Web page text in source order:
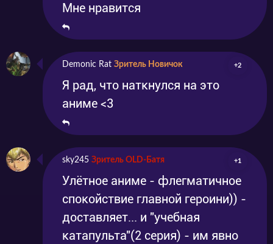
Мне нравится
Demonic Rat Зритель Новичок +2
Я рад, что наткнулся на это
аниме <3
sky245 Зритель OLD-Батя +1
Улётное аниме - флегматичное
спокойствие главной героини)) -
доставляет... и "учебная
катапульта"(2 серия) - им явно